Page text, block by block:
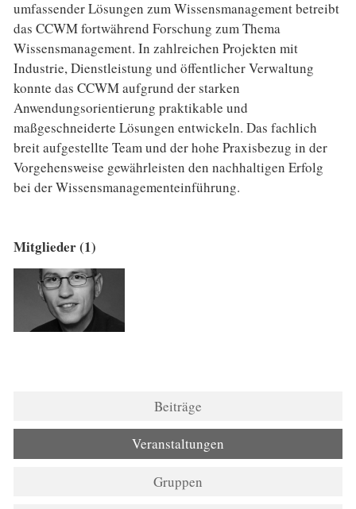
umfassender Lösungen zum Wissensmanagement betreibt
das CCWM fortwährend Forschung zum Thema
Wissensmanagement. In zahlreichen Projekten mit
Industrie, Dienstleistung und öffentlicher Verwaltung
konnte das CCWM aufgrund der starken
Anwendungsorientierung praktikable und
maßgeschneiderte Lösungen entwickeln. Das fachlich
breit aufgestellte Team und der hohe Praxisbezug in der
Vorgehensweise gewährleisten den nachhaltigen Erfolg
bei der Wissensmanagementeinführung.
Mitglieder (1)
Beiträge
Veranstaltungen
Gruppen